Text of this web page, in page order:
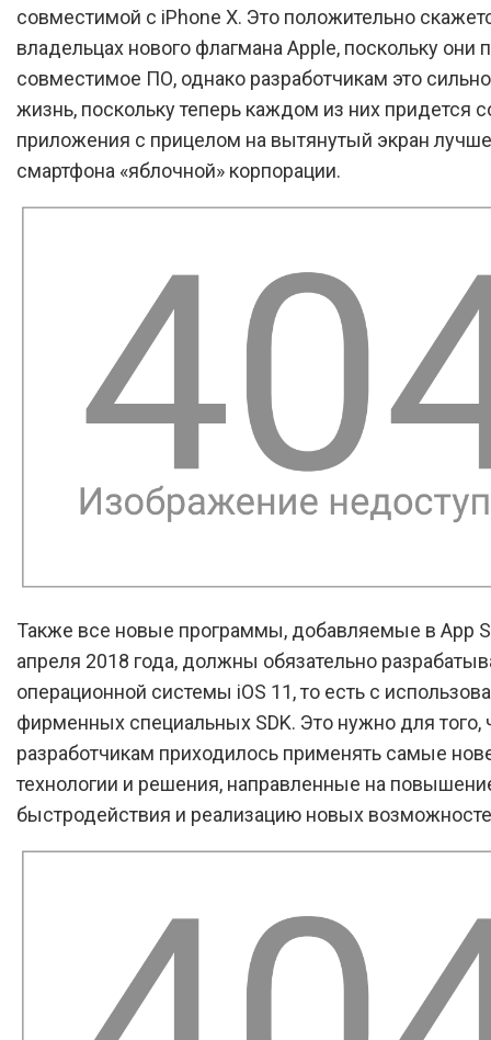
совместимой с iPhone X. Это положительно
владельцах нового флагмана Apple, поскольку они
совместимое ПО, однако разработчикам это
жизнь, поскольку теперь каждом из них придется
приложения с прицелом на вытянутый экран
смартфона «яблочной» корпорации.
Также все новые программы, добавляемые в App
апреля 2018 года, должны обязательно
операционной системы iOS 11, то есть с
фирменных специальных SDK. Это нужно для того,
разработчикам приходилось применять самые
технологии и решения, направленные на
быстродействия и реализацию новых